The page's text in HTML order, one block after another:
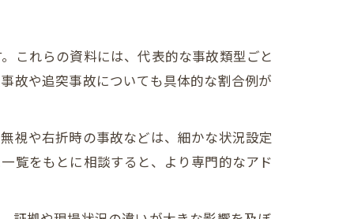
これらの資料には、代表的な事故類型ごと
故や追突事故についても具体的な割合例が
視や右折時の事故などは、細かな状況設定
覧をもとに相談すると、より専門的なアド